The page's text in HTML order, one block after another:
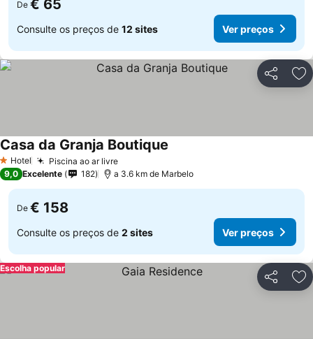
De € 65
Consulte os preços de 12 sites Ver preços
Partilhar
1 Estrelas
Hotel Piscina ao ar livre
Casa da Granja Boutique
9,0 Excelente 182 a 3.6 km de Marbelo
De € 158
Consulte os preços de 2 sites Ver preços
Partilhar
Escolha popular